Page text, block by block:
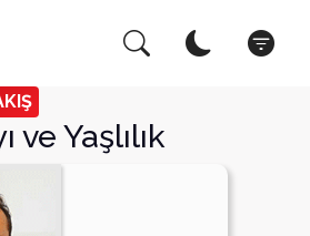
ve Yaşlılık
Kapat